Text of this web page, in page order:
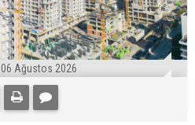
06 Ağustos 2026